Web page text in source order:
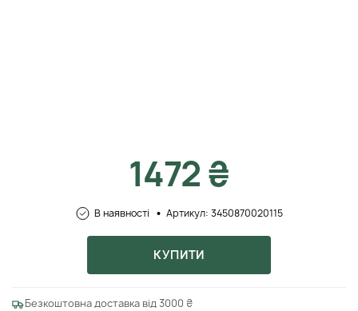
1472 ₴
В наявності Артикул: 3450870020115
КУПИТИ
Безкоштовна доставка від 3000 ₴